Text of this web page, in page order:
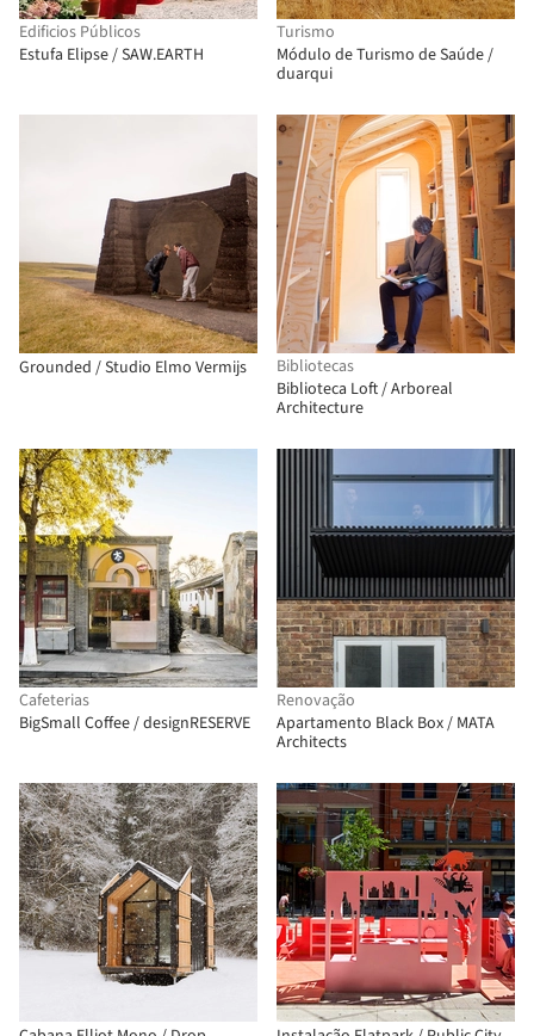
Edificios Públicos
Estufa Elipse / SAW.EARTH
Turismo
Módulo de Turismo de Saúde /
duarqui
Grounded / Studio Elmo Vermijs
Bibliotecas
Biblioteca Loft / Arboreal
Architecture
Cafeterias
BigSmall Coffee / designRESERVE
Renovação
Apartamento Black Box / MATA
Architects